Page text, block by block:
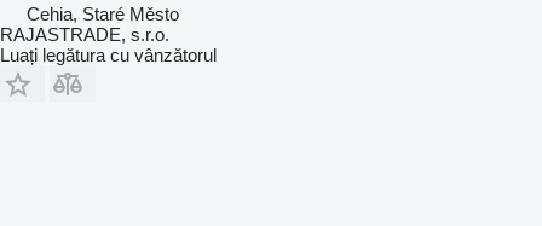
Cehia, Staré Město
RAJASTRADE, s.r.o.
Luați legătura cu vânzătorul